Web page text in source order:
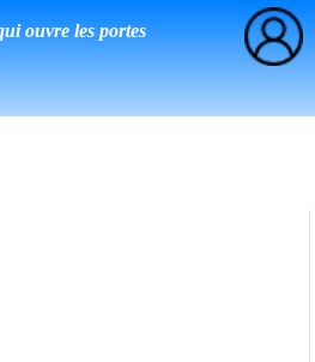
ouvre les portes